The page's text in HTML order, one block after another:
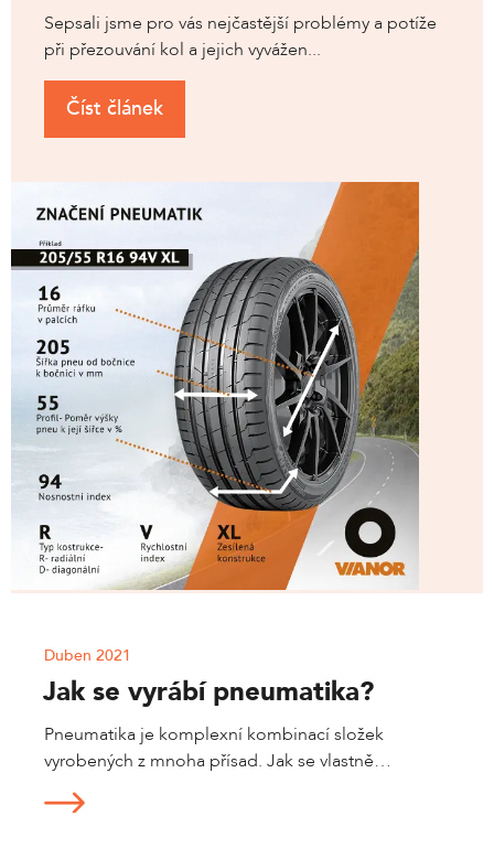
Sepsali jsme pro vás nejčastější problémy a potíže
při přezouvání kol a jejich vyvážen...
Číst článek
Jak se vyrábí pneumatika?
Duben 2021
Pneumatika je komplexní kombinací složek
vyrobených z mnoha přísad. Jak se vlastně
dostaneme ...